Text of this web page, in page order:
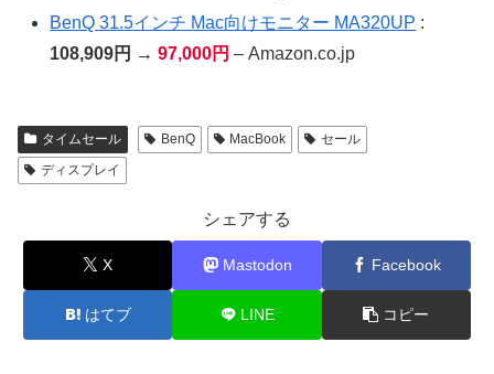
BenQ 31.5インチ Mac向けモニター MA320UP :
108,909円 → 97,000円 – Amazon.co.jp
タイムセール BenQ MacBook
セール
ディスプレイ
シェアする
X Mastodon Facebook
はてブ LINE コピー